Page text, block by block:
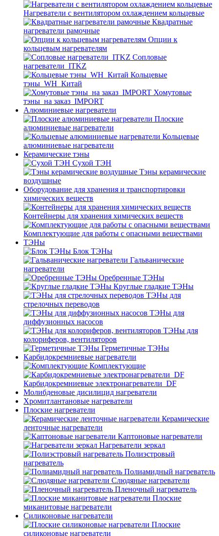
Нагреватели с вентилятором охлаждением кольцевые
Квадратные
нагреватели рамочные
Опции к
кольцевым нагревателям
Cопловые
нагреватели_ITKZ
Кольцевые
тэны_WH_Китай
Хомутовые
тэны_на заказ_IMPORT
Алюминиевые нагреватели
Плоские
алюминиевые нагреватели
Кольцевые
алюминиевые нагреватели
Керамические тэны
Сухой ТЭН
Тэны керамические
воздушные
Оборудование для хранения и транспортировки
химических веществ
Контейнеры для хранения химических веществ
Комплектующие для работы с опасными веществами
ТЭНы
Блок ТЭНы
Гальванические
нагреватели
Оребренные ТЭНы
Круглые гладкие ТЭНы
ТЭНы для
стрелочных переводов
ТЭНы для
диффузионных насосов
ТЭНы для
колориферов, вентиляторов
Герметичные ТЭНы
Карбидокремниевые нагреватели
Комплектующие
Карбидокремниевые электронагреватели_DF
Молибденовые дисилицид нагреватели
Хромитлантановые нагреватели
Плоские нагреватели
Керамические
ленточные нагреватели
Каптоновые нагреватели
Нагреватели зеркал
Полиэстровый
нагреватель
Полиамидный нагреватель
Слюдяные нагреватели
Пленочный нагреватель
Плоские
миканитовые нагреватели
Силиконовые нагреватели
Плоские
силиконовые нагреватели